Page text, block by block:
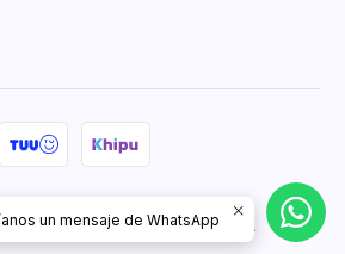
E-Commerce.
Powered by Retail Market SPA
un mensaje de WhatsApp